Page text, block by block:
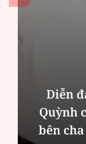
Diễn
Quỳnh
bên